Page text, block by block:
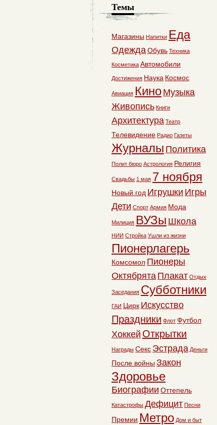
Темы
Магазины Напитки Еда
ОдеждаОбувь Техника
Косметика Автомобили
Достижения Наука Космос
Авиация Кино Музыка
Живопись Книги
Архитектура Театр
Телевидение Радио Газеты
Журналы Политика
Полит бюро Астрология Религия
Свадьбы 1 мая 7 ноября
Новый год Игрушки Игры
Дети Спорт Армия Мода
Милиция ВУЗы Школа
НИИ Стройка Ушли из жизни
Пионерлагерь
Комсомол Пионеры
Октябрята Плакат Отдых
Заседания Субботники
ГАИ Цирк Искусство
Праздники Флот Футбол
Хоккей Открытки
Награды Секс Эстрада Деньги
После войны Закон
Здоровье
Биографии Оттепель
Катастрофы Дефицит Песни
Премии Метро Дом и быт